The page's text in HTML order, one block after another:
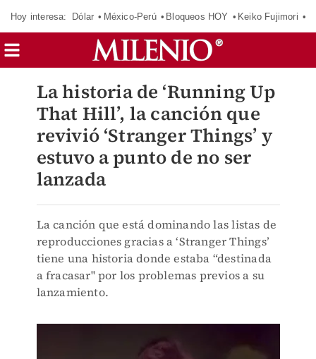
Hoy interesa: Dólar México-Perú Bloqueos HOY Keiko Fujimori
La historia de ‘Running Up
That Hill’, la canción que
revivió ‘Stranger Things’ y
estuvo a punto de no ser
lanzada
La canción que está dominando las listas de
reproducciones gracias a ‘Stranger Things’
tiene una historia donde estaba “destinada
a fracasar'' por los problemas previos a su
lanzamiento.